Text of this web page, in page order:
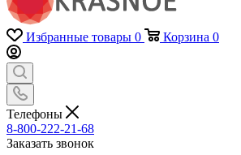
Избранные товары 0 Корзина 0
Телефоны
8-800-222-21-68
Заказать звонок